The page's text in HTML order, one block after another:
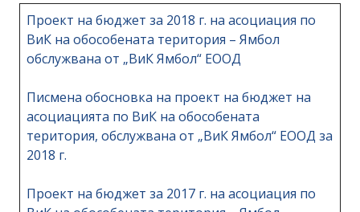
Проект на бюджет за 2018 г. на асоциация по
ВиК на обособената територия – Ямбол
обслужвана от „ВиК Ямбол“ ЕООД
Писмена обосновка на проект на бюджет на
асоциацията по ВиК на обособената
територия, обслужвана от „ВиК Ямбол“ ЕООД за
2018 г.
Проект на бюджет за 2017 г. на асоциация по